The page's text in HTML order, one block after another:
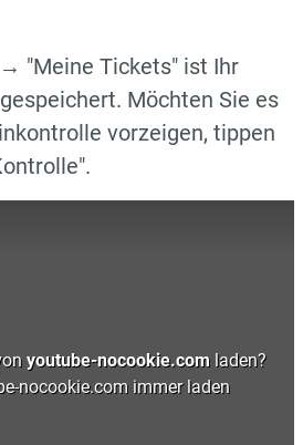
"Meine Tickets" ist Ihr
Möchten Sie es
vorzeigen, tippen